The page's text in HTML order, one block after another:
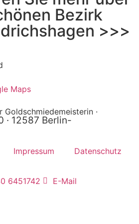
Bezirk
>>>
Maps
·
· 12587 Berlin-
Impressum Datenschutz
6451742 E-Mail